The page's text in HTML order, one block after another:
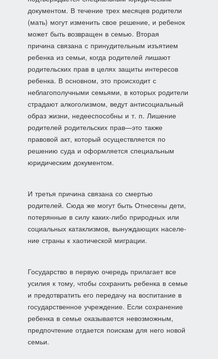
документом. В течение трех месяцев родители
(мать) могут изменить свое решение, и ребенок
может быть возвращен в семью. Вторая
причина связана с принудительным изъятием
ребен­ка из семьи, когда родителей лишают
родительских прав в це­лях защиты интересов
ребенка. В основном, это происходит с
неблагополучными семьями, в которых родители
страдают ал­коголизмом, ведут антисоциальный
образ жизни, недееспособ­ны и т. п. Лишение
родителей родительских прав—это также
правовой акт, который осуществляется по
решению суда и оформляется специальным
юридическим документом.
И третья причина связана со смертью
родителей. Сюда же могут быть Отнесены дети,
потерянные в силу каких-либо при­родных или
социальных катаклизмов, вынуждающих населе­
ние страны к хаотической миграции.
Государство в первую очередь прилагает все
усилия к тому, чтобы сохранить ребенка в семье
и предотвратить его передачу на воспитание в
государственное учреждение. Если сохранение
ребенка в семье оказывается невозможным,
пред­почтение отдается поискам для него новой
семьи.